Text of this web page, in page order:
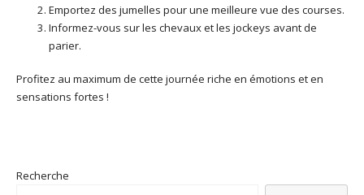
Emportez des jumelles pour une meilleure vue des courses.
Informez-vous sur les chevaux et les jockeys avant de
parier.
Profitez au maximum de cette journée riche en émotions et en
sensations fortes !
Recherche